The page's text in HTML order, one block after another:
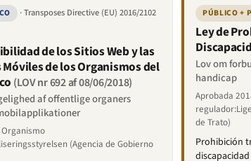
· Transposes Directive (EU) 2016/2102
de los Sitios Web y las
de los Organismos del
(LOV nr 692 af 08/06/2018)
af offentlige organers
Organismo
(Agencia de Gobierno
PÚBLICO +
Ley de
Lov om
handicap
Aprobada
de Trato)
Prohibición